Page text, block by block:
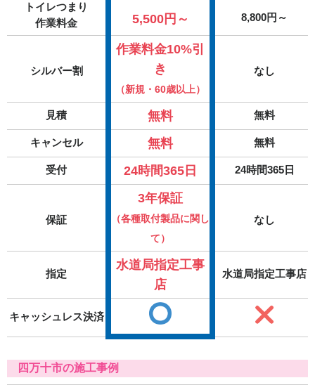
トイレつまり
作業料金
5,500円～ 8,800円～
シルバー割
作業料金10%引
き
（新規・60歳以上）
なし
見積 無料 無料
キャンセル 無料 無料
受付 24時間365日 24時間365日
保証
3年保証
（各種取付製品に関し
て）
なし
指定
水道局指定工事
店
水道局指定工事店
キャッシュレス決済
四万十市の施工事例